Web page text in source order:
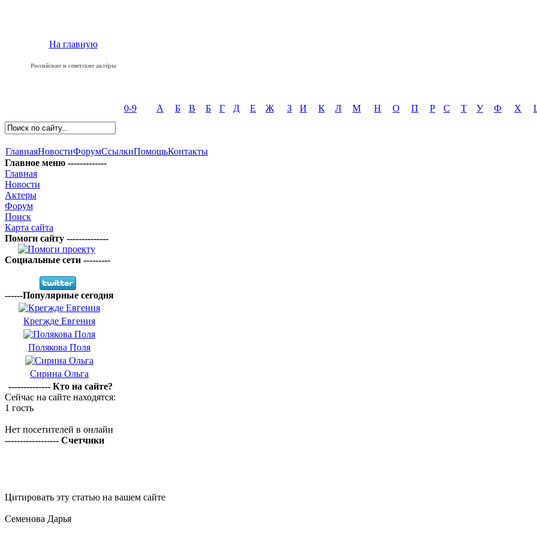
На главную
Российские и советские актёры
0-9 А Б В Б Г Д Е Ж З И К Л М Н О П Р С Т У Ф Х
ГлавнаяНовостиФорумСсылкиПомощьКонтакты
Главное меню -------------
Главная
Новости
Актеры
Форум
Поиск
Карта сайта
Помоги сайту --------------
Социальные сети ---------
------Популярные сегодня
Крегжде Евгения
Полякова Поля
Сирина Ольга
-------------- Кто на сайте?
Сейчас на сайте находятся:
1 гость
Нет посетителей в онлайн
------------------ Счетчики
Цитировать эту статью на вашем сайте
Семенова Дарья